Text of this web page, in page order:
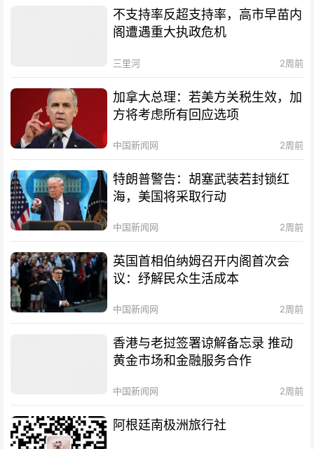
不支持率反超支持率，高市早苗内
阁遭遇重大执政危机
三里河 2周前
加拿大总理：若美方关税生效，加
方将考虑所有回应选项
中国新闻网 2周前
特朗普警告：胡塞武装若封锁红
海，美国将采取行动
中国新闻网 2周前
英国首相伯纳姆召开内阁首次会
议：纾解民众生活成本
中国新闻网 2周前
香港与老挝签署谅解备忘录 推动
黄金市场和金融服务合作
中国新闻网 2周前
阿根廷南极洲旅行社